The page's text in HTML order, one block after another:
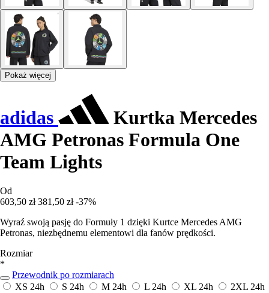
Pokaż więcej
adidas
Kurtka Mercedes
AMG Petronas Formula One
Team Lights
Od
603,50 zł 381,50 zł -37%
Wyraź swoją pasję do Formuły 1 dzięki Kurtce Mercedes AMG
Petronas, niezbędnemu elementowi dla fanów prędkości.
Rozmiar
*
Przewodnik po rozmiarach
XS 24h S 24h M 24h L 24h XL 24h 2XL 24h